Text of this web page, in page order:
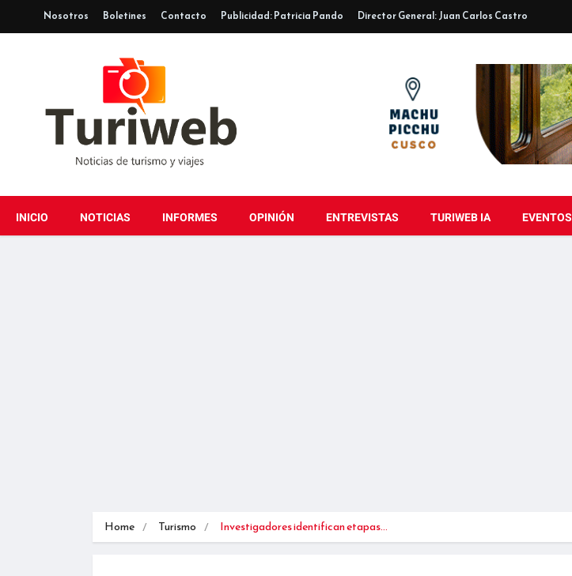
Nosotros Boletines Contacto Publicidad: Patricia Pando Director General: Juan Carlos Castro
INICIO NOTICIAS INFORMES OPINIÓN ENTREVISTAS TURIWEB IA EVENTOS
Home Turismo Investigadores identifican etapas…